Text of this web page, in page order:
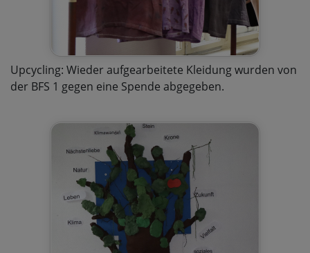
Upcycling: Wieder aufgearbeitete Kleidung wurden von
der BFS 1 gegen eine Spende abgegeben.